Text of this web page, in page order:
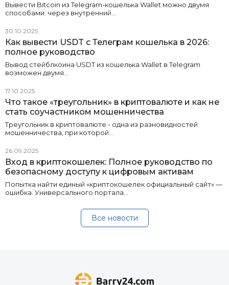
Вывести Bitcoin из Telegram-кошелька Wallet можно двумя
способами: через внутренний…
30.10.2025
Как вывести USDT с Телеграм кошелька в 2026:
полное руководство
Вывод стейблкоина USDT из кошелька Wallet в Telegram
возможен двумя…
17.10.2025
Что такое «треугольник» в криптовалюте и как не
стать соучастником мошенничества
Треугольник в криптовалюте - одна из разновидностей
мошенничества, при которой…
26.09.2025
Вход в криптокошелек: Полное руководство по
безопасному доступу к цифровым активам
Попытка найти единый «криптокошелек официальный сайт» —
ошибка. Универсального портала…
Все новости